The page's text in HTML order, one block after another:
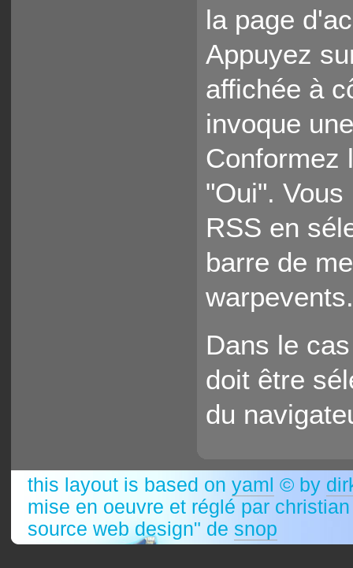
la page
Appuyez
affichée à
invoque
Conformez
"Oui".
RSS en
barre de
Dans le
doit être
du
this layout is based on yaml © by
mise en oeuvre et réglé par
source web design" de snop